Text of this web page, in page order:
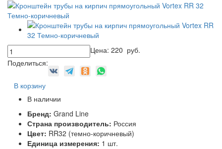
Цена: 220 руб.
Поделиться:
В корзину
В наличии
Бренд: Grand Line
Страна производитель: Россия
Цвет: RR32 (темно-коричневый)
Единица измерения: 1 шт.